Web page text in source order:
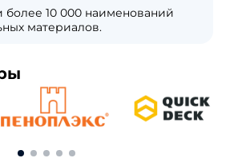
более 10 000 наименований
материалов.